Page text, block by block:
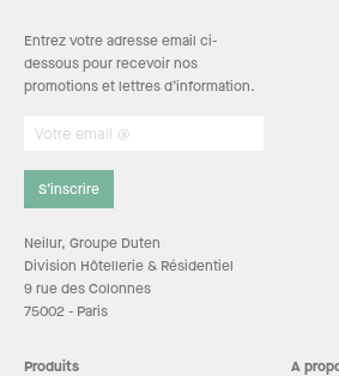
Entrez votre adresse email ci-
dessous pour recevoir nos
promotions et lettres d’information.
S’inscrire
Neilur, Groupe Duten
Division Hôtellerie & Résidentiel
9 rue des Colonnes
75002 - Paris
Produits A